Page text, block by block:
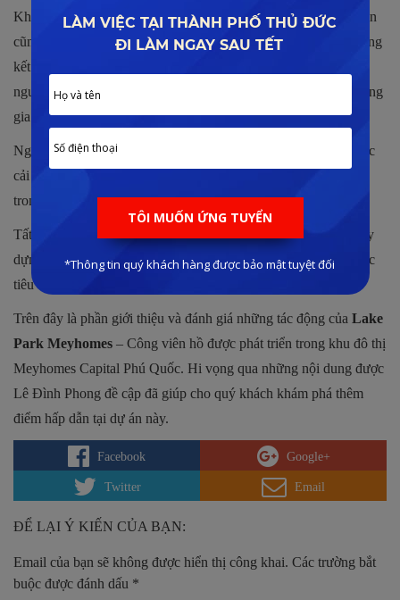
Khu công viên ven hồ sẽ là địa điểm lui tới mỗi ngày của cư dân
cũng như khách du lịch. Với điều kiện sinh thái tự nhiên lý tưởng
kết hợp với các công trình tiện ích, dịch vụ đã giúp tất cả mọi
người có thêm những địa chỉ mới để tham gia các hoạt động cùng
gia đình và bạn bè.
Ngoài ra, công trình này còn đóng góp tích cực trong công cuộc
cải thiện chất lượng sống với vai trò điều tiết nguồn nước bên
trong khu đô thị, đảm bảo hạn chế tình trạng ngập lụt.
Tất cả đã tạo nên một công trình có ý nghĩa to lớn góp phần xây
dựng nên một khu đô thị đáng sống và là lựa chọn thỏa mãn các
tiêu chí của giới tinh hoa.
Trên đây là phần giới thiệu và đánh giá những tác động của Lake
Park Meyhomes – Công viên hồ được phát triển trong khu đô thị
Meyhomes Capital Phú Quốc. Hi vọng qua những nội dung được
Lê Đình Phong đề cập đã giúp cho quý khách khám phá thêm
điểm hấp dẫn tại dự án này.
Facebook Google+
Twitter Email
ĐỂ LẠI Ý KIẾN CỦA BẠN:
Email của bạn sẽ không được hiển thị công khai. Các trường bắt
buộc được đánh dấu *